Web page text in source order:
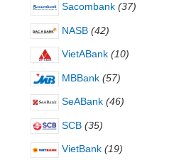
Sacombank (37)
NASB (42)
VietABank (10)
MBBank (57)
SeABank (46)
SCB (35)
VietBank (19)